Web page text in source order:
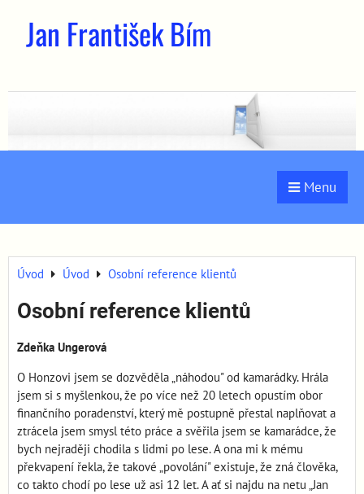
Jan František Bím
Menu
Úvod Úvod Osobní reference klientů
Osobní reference klientů
Zdeňka Ungerová
O Honzovi jsem se dozvěděla „náhodou" od kamarádky. Hrála
jsem si s myšlenkou, že po více než 20 letech opustím obor
finančního poradenství, který mě postupně přestal naplňovat a
ztrácela jsem smysl této práce a svěřila jsem se kamarádce, že
bych nejraději chodila s lidmi po lese. A ona mi k mému
překvapení řekla, že takové „povolání" existuje, že zná člověka,
co takto chodí po lese už asi 12 let. A ať si najdu na netu „Jan